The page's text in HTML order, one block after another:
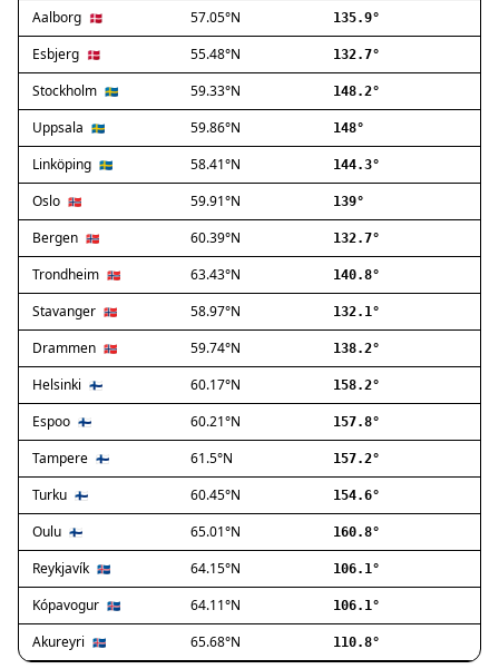
Haderslev
Albertslund
Allerød
Ballerup
Birkerød
Brøndby
Charlottenlund
Dragør
Farum
Fredensborg
Frederiksberg
Frederikssund
Frederiksværk
Gentofte
Gladsaxe
Glostrup
Greve
Hedehusene
Herlev
Hvidovre
Høje-Taastrup
Ishøj
Jyllinge
Lillerød
Lyngby
Aalborg 🇩🇰 57.05°N 135.9°
Esbjerg 🇩🇰 55.48°N 132.7°
Stockholm 🇸🇪 59.33°N 148.2°
Uppsala 🇸🇪 59.86°N 148°
Linköping 🇸🇪 58.41°N 144.3°
Oslo 🇳🇴 59.91°N 139°
Bergen 🇳🇴 60.39°N 132.7°
Trondheim 🇳🇴 63.43°N 140.8°
Stavanger 🇳🇴 58.97°N 132.1°
Drammen 🇳🇴 59.74°N 138.2°
Helsinki 🇫🇮 60.17°N 158.2°
Espoo 🇫🇮 60.21°N 157.8°
Tampere 🇫🇮 61.5°N 157.2°
Turku 🇫🇮 60.45°N 154.6°
Oulu 🇫🇮 65.01°N 160.8°
Reykjavík 🇮🇸 64.15°N 106.1°
Kópavogur 🇮🇸 64.11°N 106.1°
Akureyri 🇮🇸 65.68°N 110.8°